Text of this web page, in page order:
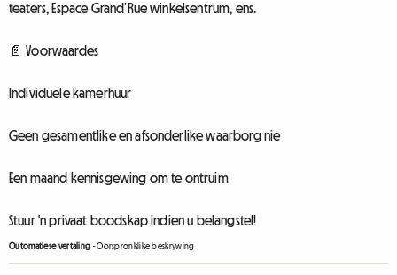
teaters, Espace Grand’Rue winkelsentrum, ens.
📄 Voorwaardes
Individuele kamerhuur
Geen gesamentlike en afsonderlike waarborg nie
Een maand kennisgewing om te ontruim
Stuur 'n privaat boodskap indien u belangstel!
Outomatiese vertaling -Oorspronklike beskrywing